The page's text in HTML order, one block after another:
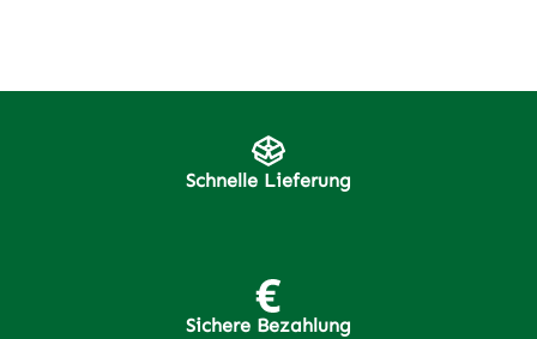
Schnelle Lieferung
Sichere Bezahlung